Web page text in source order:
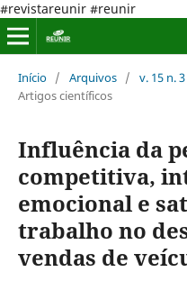
#revistareunir #reunir
Início / Arquivos / v. 15 n.
Artigos científicos
Influência da
competitiva,
emocional e
trabalho no
vendas de